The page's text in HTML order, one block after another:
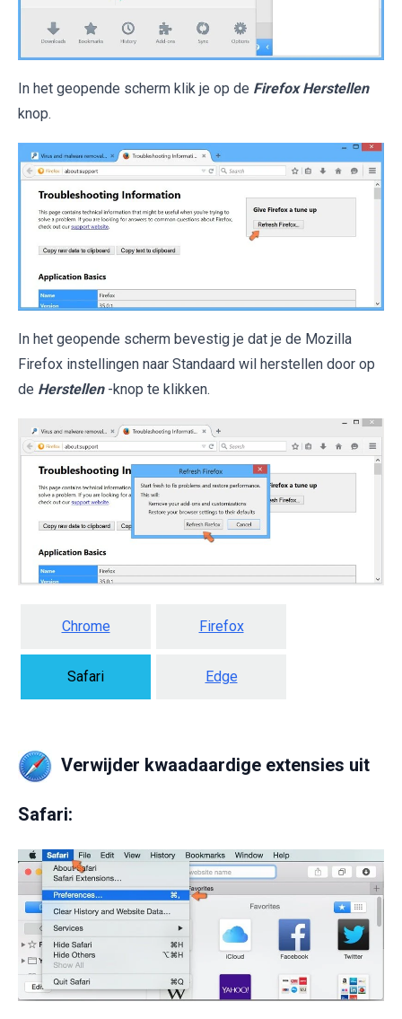
In het geopende scherm klik je op de Firefox Herstellen
knop.
In het geopende scherm bevestig je dat je de Mozilla
Firefox instellingen naar Standaard wil herstellen door op
de Herstellen -knop te klikken.
Chrome Firefox
Safari Edge
Verwijder kwaadaardige extensies uit
Safari: